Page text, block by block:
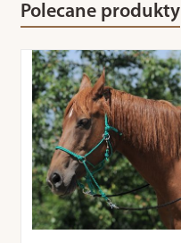
Polecane produkty